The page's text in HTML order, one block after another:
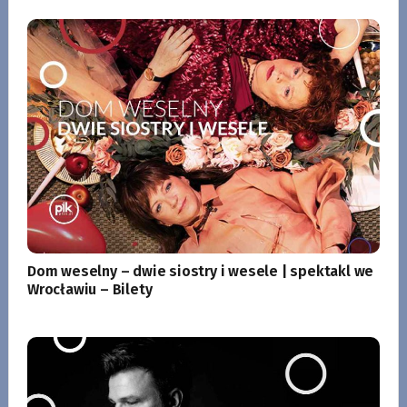
Dom weselny – dwie siostry i wesele | spektakl we
Wrocławiu – Bilety